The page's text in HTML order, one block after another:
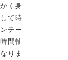
く身
て時
テー
間軸
りま